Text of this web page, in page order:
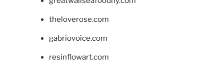
theloverose.com
gabriovoice.com
resinflowart.com